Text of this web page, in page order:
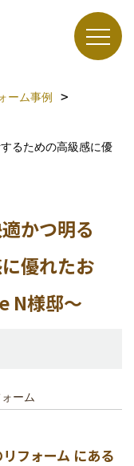
ーム事例
るための高級感に優
かつ明る
優れたお
N様邸～
ーム
フォーム にある